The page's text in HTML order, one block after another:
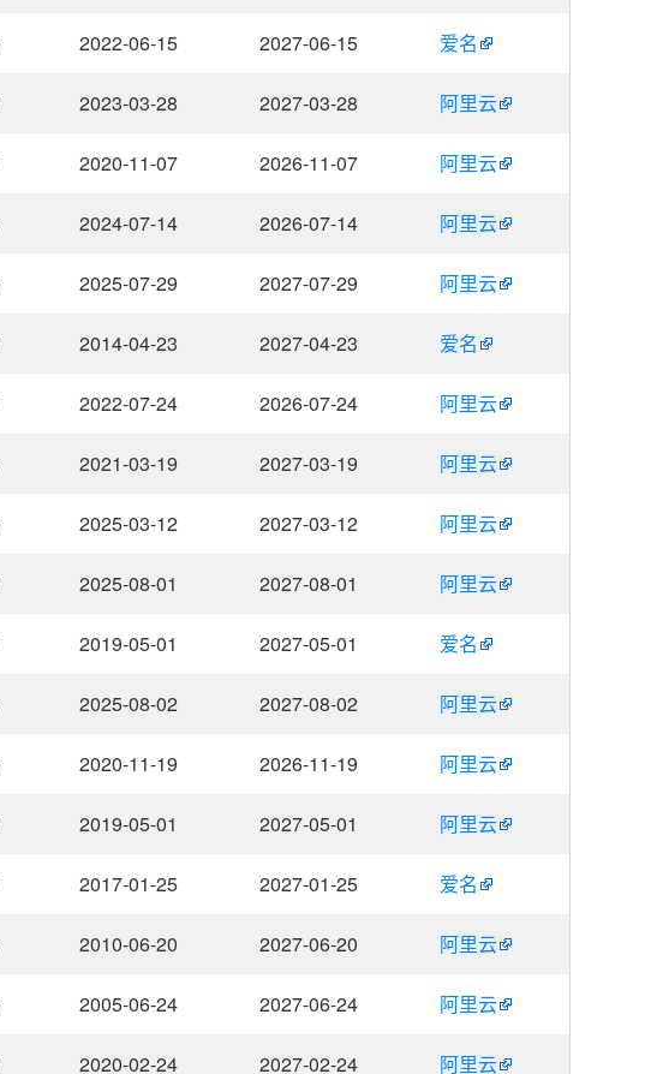
2022-06-15 2027-06-15 爱名
2023-03-28 2027-03-28 阿里云
2020-11-07 2026-11-07 阿里云
2024-07-14 2026-07-14 阿里云
2025-07-29 2027-07-29 阿里云
2014-04-23 2027-04-23 爱名
2022-07-24 2026-07-24 阿里云
2021-03-19 2027-03-19 阿里云
2025-03-12 2027-03-12 阿里云
2025-08-01 2027-08-01 阿里云
2019-05-01 2027-05-01 爱名
2025-08-02 2027-08-02 阿里云
2020-11-19 2026-11-19 阿里云
2019-05-01 2027-05-01 阿里云
2017-01-25 2027-01-25 爱名
2010-06-20 2027-06-20 阿里云
2005-06-24 2027-06-24 阿里云
2020-02-24 2027-02-24 阿里云